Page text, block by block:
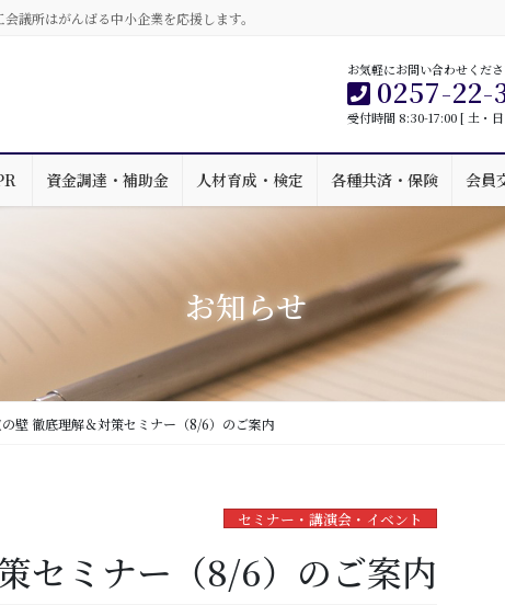
議所はがんばる中小企業を応援します。
お気軽にお問い合わせくださ
0257-22-
受付時間 8:30-17:00 [ 土・
資金調達・補助金 人材育成・検定 各種共済・保険 会員
お知らせ
壁 徹底理解＆対策セミナー（8/6）のご案内
セミナー・講演会・イベント
セミナー（8/6）のご案内